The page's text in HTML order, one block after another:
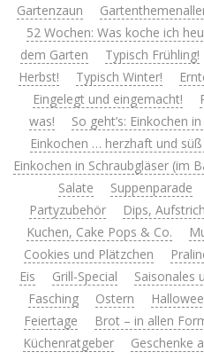
Gartenzaun
52 Wochen: Was koche ich
dem Garten
Typisch Frühling!
Herbst!
Typisch Winter!
Eingelegt und eingemacht!
was!
So geht’s: Einkochen
Einkochen … herzhaft und
Einkochen in Schraubgläser (im
Salate
Suppenparade
Partyzubehör
Dips,
Kuchen, Cake Pops & Co.
Cookies und Plätzchen
Eis
Grill-Special Saisonales
Fasching
Ostern
Feiertage
Brot – in allen
Küchenratgeber
Geschenke